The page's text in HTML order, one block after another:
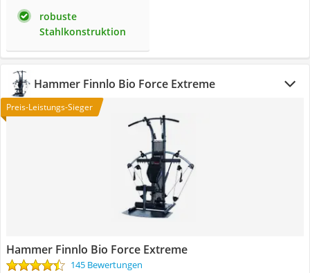
robuste
Stahlkonstruktion
Hammer Finnlo Bio Force Extreme
Preis-Leistungs-Sieger
Hammer Finnlo Bio Force Extreme
145 Bewertungen